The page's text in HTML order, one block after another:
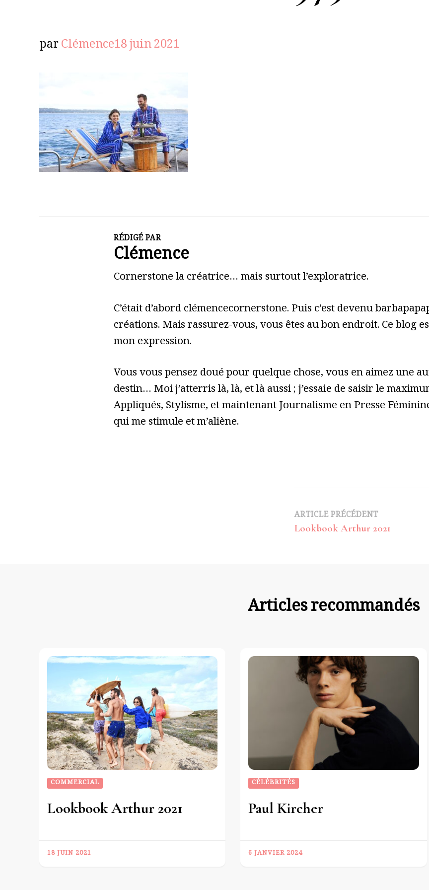
parClémence18 juin 2021
RÉDIGÉ PAR
Clémence
Cornerstone la créatrice… mais surtout l’exploratrice.
C’était d’abord clémencecornerstone. Puis c’est devenu
créations. Mais rassurez-vous, vous êtes au bon endroit. Ce blog
mon expression.
Vous vous pensez doué pour quelque chose, vous en aimez une
destin… Moi j’atterris là, là, et là aussi ; j’essaie de saisir le
Appliqués, Stylisme, et maintenant Journalisme en Presse
qui me stimule et m’aliène.
Navigation
d’article
ARTICLE PRÉCÉDENT
Lookbook Arthur 2021
Articles recommandés
COMMERCIAL
Lookbook Arthur 2021
18 JUIN 2021
CÉLÉBRITÉS
Paul Kircher
6 JANVIER 2024